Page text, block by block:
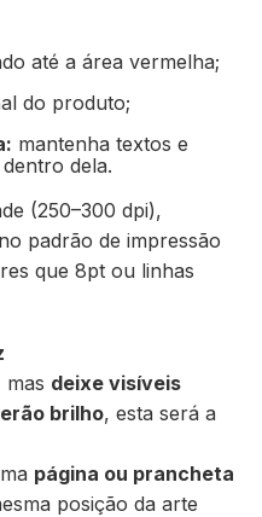
até a área vermelha;
do produto;
mantenha textos e
dela.
(250–300 dpi),
padrão de impressão
que 8pt ou linhas
mas deixe visíveis
brilho, esta será a
página ou prancheta
posição da arte